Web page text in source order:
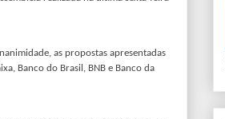
as propostas apresentadas
Banco do Brasil, BNB e Banco da